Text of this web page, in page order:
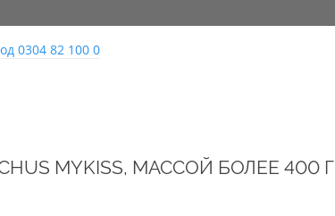
0304 82 100 0
MYKISS, МАССОЙ БОЛЕЕ 400 Г